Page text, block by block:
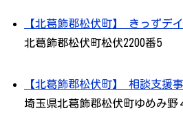
【北葛飾郡松伏町】 きっずデ
北葛飾郡松伏町松伏2200番5
【北葛飾郡松伏町】 相談支援
埼玉県北葛飾郡松伏町ゆめみ野